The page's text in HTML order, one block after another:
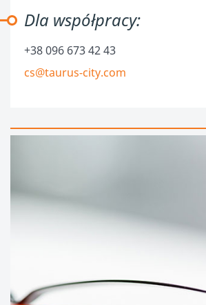
Dla współpracy:
+38 096 673 42 43
cs@taurus-city.com